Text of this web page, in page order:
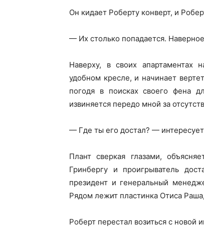
Он кидает Роберту конверт, и
— Их столько попадается.
Наверху, в своих апартаментах
удобном кресле, и начинает
погодя в поисках своего фена
извиняется передо мной за
— Где ты его достал? —
Плант сверкая глазами,
Гринбергу и проигрыватель
президент и генеральный
Рядом лежит пластинка Отиса
Роберт перестал возиться с новой